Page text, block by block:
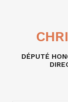
DÉPUTÉ